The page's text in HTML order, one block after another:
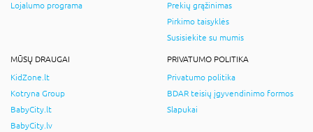
Lojalumo programa
Prekių grąžinimas
Pirkimo taisyklės
Susisiekite su mumis
MŪSŲ DRAUGAI
KidZone.lt
Kotryna Group
BabyCity.lt
BabyCity.lv
PRIVATUMO POLITIKA
Privatumo politika
BDAR teisių įgyvendinimo formos
Slapukai